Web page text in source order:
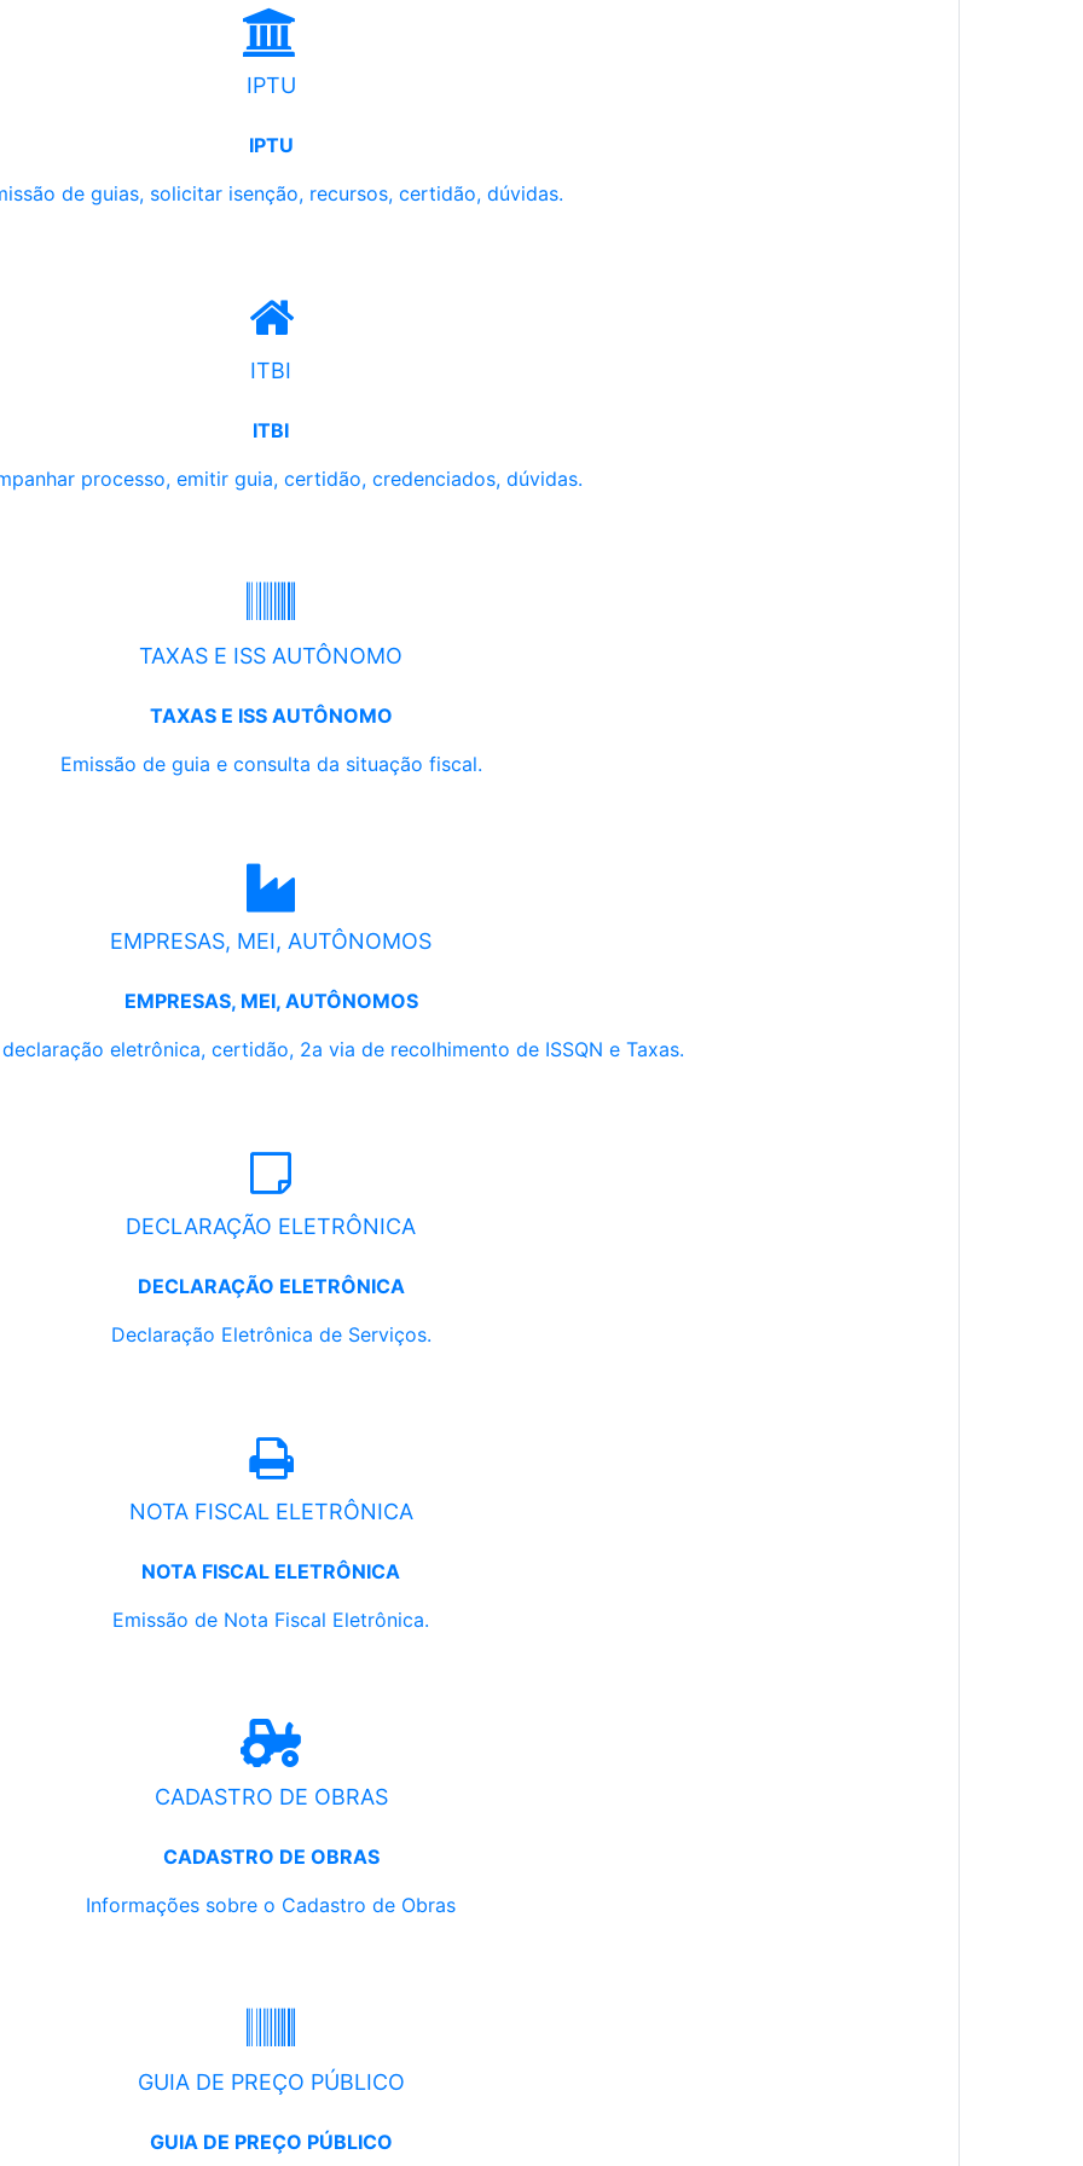
IPTU
IPTU
de guias, solicitar isenção, recursos, certidão, dúvidas.
ITBI
ITBI
processo, emitir guia, certidão, credenciados, dúvidas.
TAXAS E ISS AUTÔNOMO
TAXAS E ISS AUTÔNOMO
Emissão de guia e consulta da situação fiscal.
EMPRESAS, MEI, AUTÔNOMOS
EMPRESAS, MEI, AUTÔNOMOS
eletrônica, certidão, 2a via de recolhimento de ISSQN e Taxas.
DECLARAÇÃO ELETRÔNICA
DECLARAÇÃO ELETRÔNICA
Declaração Eletrônica de Serviços.
NOTA FISCAL ELETRÔNICA
NOTA FISCAL ELETRÔNICA
Emissão de Nota Fiscal Eletrônica.
CADASTRO DE OBRAS
CADASTRO DE OBRAS
Informações sobre o Cadastro de Obras
GUIA DE PREÇO PÚBLICO
GUIA DE PREÇO PÚBLICO